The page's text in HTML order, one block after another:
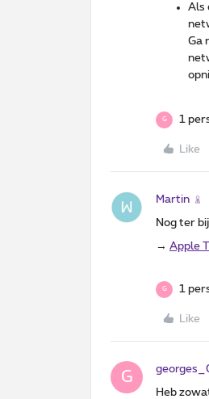
Als
Ga
G 1
Like
Martin
Nog ter
→ Apple
G 1
Like
G
Heb